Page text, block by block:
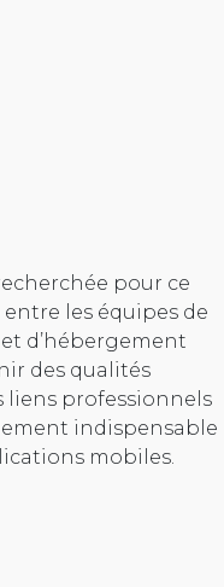
pour ce
les équipes de
d’hébergement
des qualités
liens professionnels
indispensable
mobiles.